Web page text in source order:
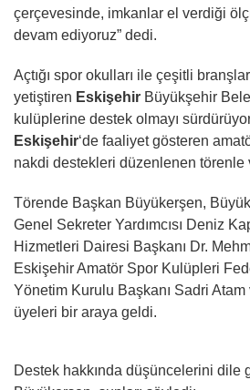
çerçevesinde, imkanlar el verdiği
devam ediyoruz” dedi.
Açtığı spor okulları ile çeşitli
yetiştiren Eskişehir Büyükşehir
kulüplerine destek olmayı
Eskişehir‘de faaliyet gösteren
nakdi destekleri düzenlenen törenle
Törende Başkan Büyükerşen,
Genel Sekreter Yardımcısı Deniz
Hizmetleri Dairesi Başkanı Dr.
Eskişehir Amatör Spor Kulüpleri
Yönetim Kurulu Başkanı Sadri
üyeleri bir araya geldi.
Destek hakkında düşüncelerini dile